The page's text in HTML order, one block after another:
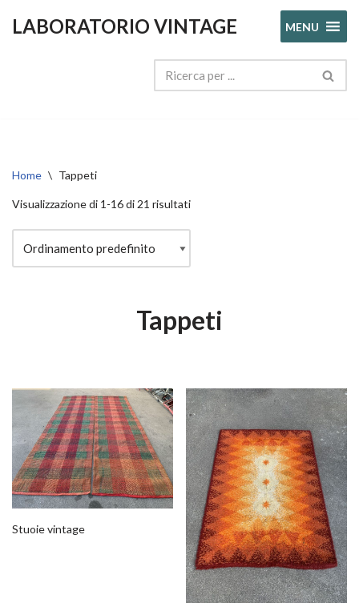
LABORATORIO VINTAGE MENU
Home \ Tappeti
Visualizzazione di 1-16 di 21 risultati
Tappeti
Stuoie vintage